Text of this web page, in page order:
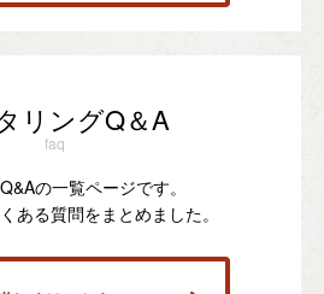
リングQ＆A
faq
の一覧ページです。
ある質問をまとめました。